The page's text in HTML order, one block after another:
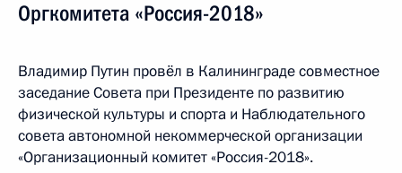
Оргкомитета «Россия-2018»
Владимир Путин провёл в Калининграде совместное
заседание Совета при Президенте по развитию
физической культуры и спорта и Наблюдательного
совета автономной некоммерческой организации
«Организационный комитет «Россия-2018».